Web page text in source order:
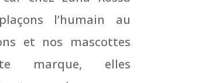
l’humain au
et nos mascottes
marque, elles